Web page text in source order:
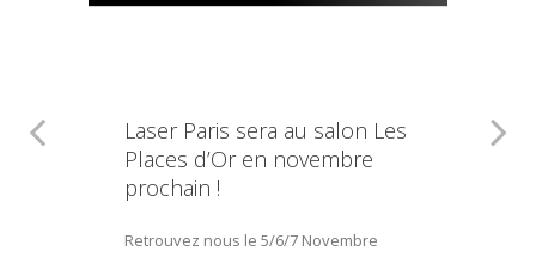
Laser Paris sera au salon Les
Places d’Or en novembre
prochain !
Retrouvez nous le 5/6/7 Novembre